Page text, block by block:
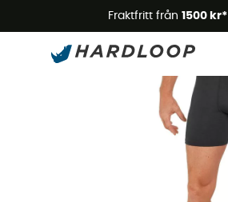
Fraktfritt från 1500 kr*